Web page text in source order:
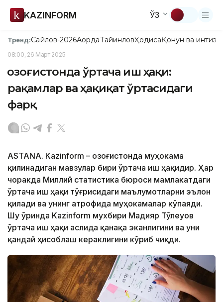
KAZINFORM ЎЗ
Тренд:Сайлов-2026АқордаТайинловҲодисаҚонун ва
08:00, 26 Март 2025
Қозоғистонда ўртача иш ҳақи:
рақамлар ва ҳақиқат ўртасидаги
фарқ
ASTANA. Kazinform – Қозоғистонда муҳокама
қилинадиган мавзулар бири ўртача иш ҳақидир. Ҳар
чоракда Миллий статистика бюроси мамлакатдаги
ўртача иш ҳақи тўғрисидаги маълумотларни эълон
қилади ва унинг атрофида муҳокамалар кўпаяди.
Шу ўринда Kazinform мухбири Мадияр Тўлеуов
ўртача иш ҳақи аслида қанақа эканлигини ва уни
қандай ҳисоблаш кераклигини кўриб чиқди.